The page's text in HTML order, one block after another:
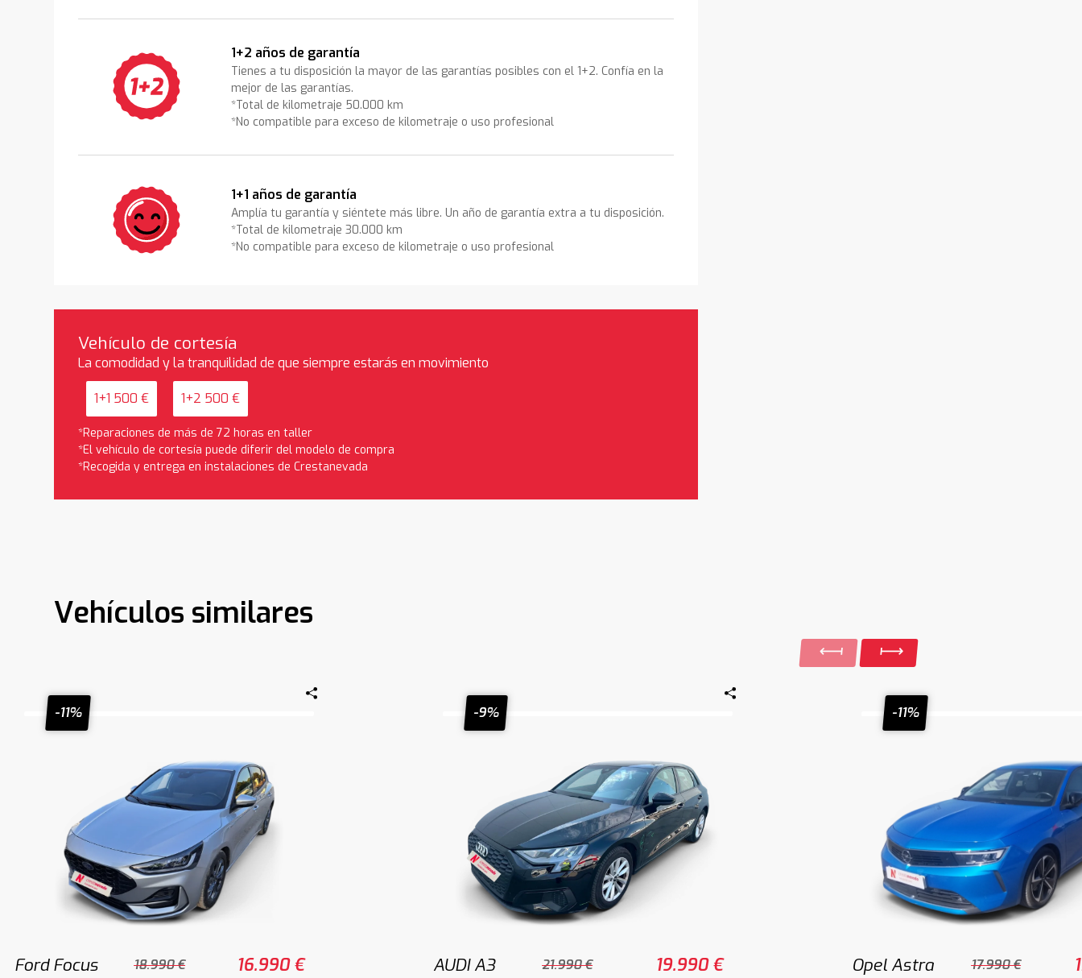
1+2 años de garantía
Tienes a tu disposición la mayor de las garantías posibles con el 1+2. Confía en la
mejor de las garantías.
*Total de kilometraje 50.000 km
*No compatible para exceso de kilometraje o uso profesional
1+1 años de garantía
Amplía tu garantía y siéntete más libre. Un año de garantía extra a tu disposición.
*Total de kilometraje 30.000 km
*No compatible para exceso de kilometraje o uso profesional
Vehículo de cortesía
La comodidad y la tranquilidad de que siempre estarás en movimiento
1+1 500 € 1+2 500 €
*Reparaciones de más de 72 horas en taller
*El vehículo de cortesía puede diferir del modelo de compra
*Recogida y entrega en instalaciones de Crestanevada
Vehículos similares
-11%
Ford Focus 18.990 € 16.990 €
-9%
AUDI A3 21.990 € 19.990 €
-11%
Opel Astra 17.990 €